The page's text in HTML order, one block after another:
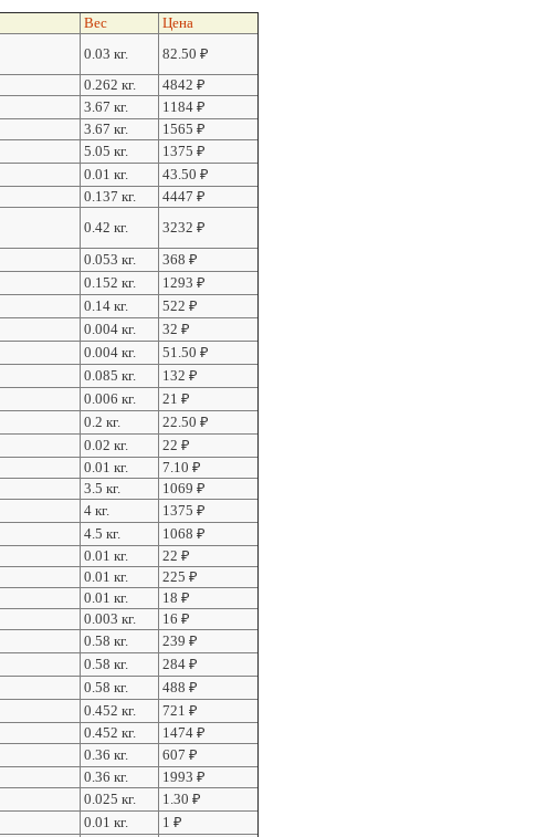
Вес
Цена
0.03 кг. 82.50 ₽
0.262 кг. 4842 ₽
3.67 кг. 1184 ₽
3.67 кг. 1565 ₽
5.05 кг. 1375 ₽
0.01 кг. 43.50 ₽
0.137 кг. 4447 ₽
0.42 кг. 3232 ₽
0.053 кг. 368 ₽
0.152 кг. 1293 ₽
0.14 кг. 522 ₽
0.004 кг. 32 ₽
0.004 кг. 51.50 ₽
0.085 кг. 132 ₽
0.006 кг. 21 ₽
0.2 кг. 22.50 ₽
0.02 кг. 22 ₽
0.01 кг. 7.10 ₽
3.5 кг. 1069 ₽
4 кг. 1375 ₽
4.5 кг. 1068 ₽
0.01 кг. 22 ₽
0.01 кг. 225 ₽
0.01 кг. 18 ₽
0.003 кг. 16 ₽
0.58 кг. 239 ₽
0.58 кг. 284 ₽
0.58 кг. 488 ₽
0.452 кг. 721 ₽
0.452 кг. 1474 ₽
0.36 кг. 607 ₽
0.36 кг. 1993 ₽
0.025 кг. 1.30 ₽
0.01 кг. 1 ₽